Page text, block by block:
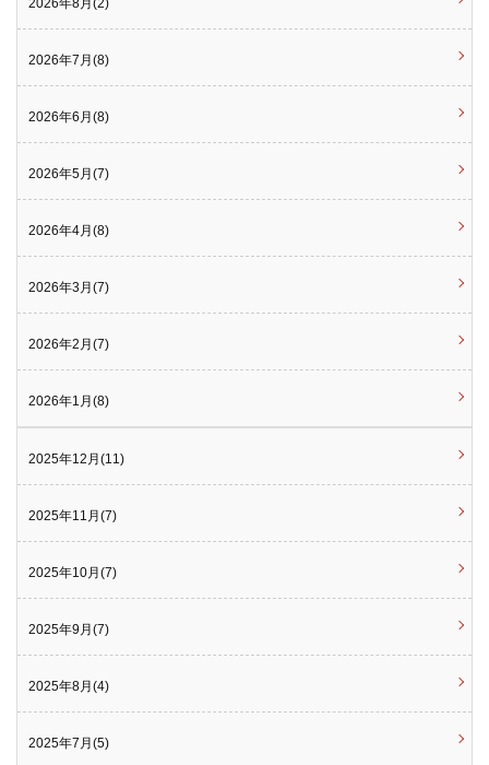
2026年7月(8)
2026年6月(8)
2026年5月(7)
2026年4月(8)
2026年3月(7)
2026年2月(7)
2026年1月(8)
2025年12月(11)
2025年11月(7)
2025年10月(7)
2025年9月(7)
2025年8月(4)
2025年7月(5)